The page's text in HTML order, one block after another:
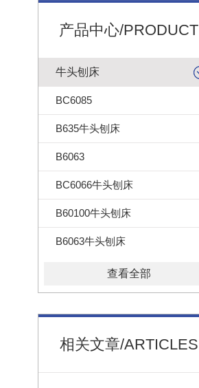
产品中心/PRODUCT
牛头刨床
BC6085
B635牛头刨床
B6063
BC6066牛头刨床
B60100牛头刨床
B6063牛头刨床
查看全部
相关文章/ARTICLES